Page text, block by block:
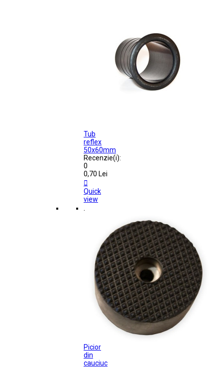
Tub
reflex
50x60mm
Recenzie(i):
0
0,70 Lei

Quick
view
.
Picior
din
cauciuc